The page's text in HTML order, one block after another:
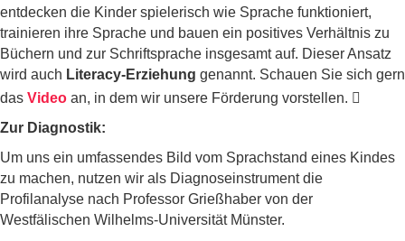
entdecken die Kinder spielerisch wie Sprache funktioniert,
trainieren ihre Sprache und bauen ein positives Verhältnis zu
Büchern und zur Schriftsprache insgesamt auf. Dieser Ansatz
wird auch Literacy-Erziehung genannt. Schauen Sie sich gern
das Video an, in dem wir unsere Förderung vorstellen. 
Zur Diagnostik:
Um uns ein umfassendes Bild vom Sprachstand eines Kindes
zu machen, nutzen wir als Diagnoseinstrument die
Profilanalyse nach Professor Grießhaber von der
Westfälischen Wilhelms-Universität Münster.